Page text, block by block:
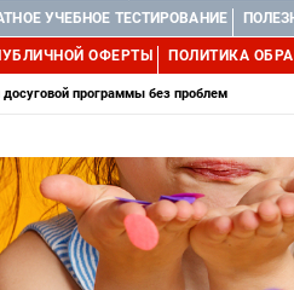
ШКОЛЬНИКОВ КУРСЫ ДЛЯ
УПРАВЛЕНЦАМ МИНИ-КУРСЫ
УЧЕБНОЕ ТЕСТИРОВАНИЕ
ОФЕРТЫ ПОЛИТИКА
досуговой программы без проблем